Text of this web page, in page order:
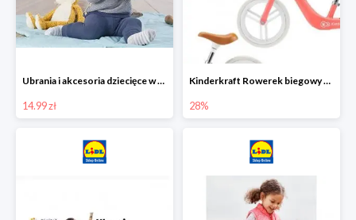
Ubrania i akcesoria dziecięce w Lidlu Online od 14,99 zł
14.99 zł
Kinderkraft Rowerek biegowy Fly
28%